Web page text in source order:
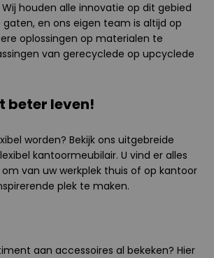
houden alle innovatie op dit gebied
en ons eigen team is altijd op
oplossingen op materialen te
van gerecyclede op upcyclede
beter leven!
worden? Bekijk ons uitgebreide
kantoormeubilair. U vind er alles
van uw werkplek thuis of op kantoor
plek te maken.
aan accessoires al bekeken? Hier